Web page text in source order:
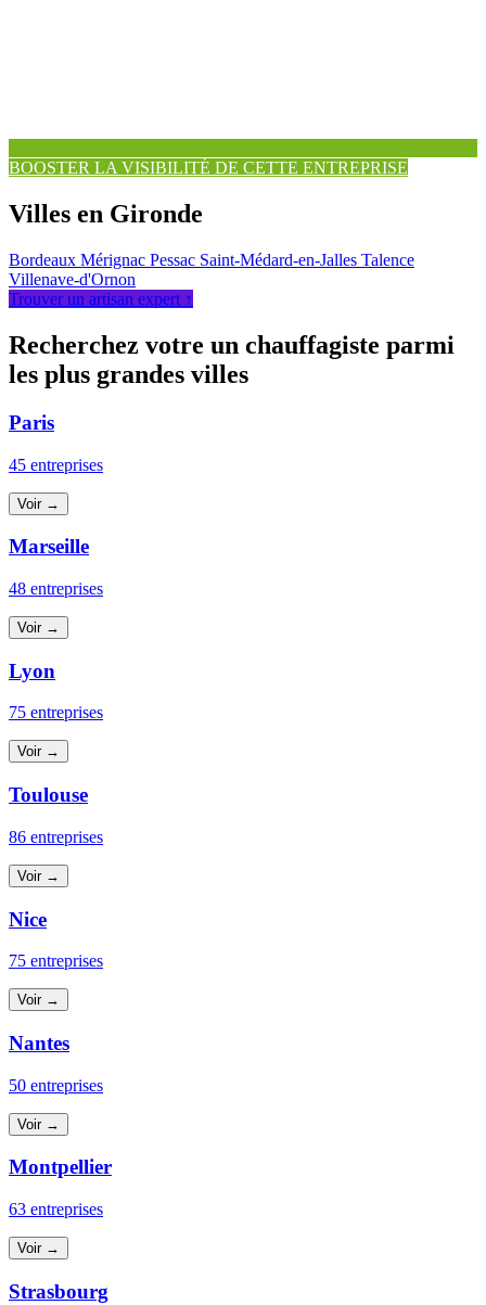
BOOSTER LA VISIBILITÉ DE CETTE ENTREPRISE
Villes en Gironde
Bordeaux Mérignac Pessac Saint-Médard-en-Jalles Talence
Villenave-d'Ornon
Trouver un artisan expert ↑
Recherchez votre un chauffagiste parmi
les plus grandes villes
Paris
45 entreprises
Voir →
Marseille
48 entreprises
Voir →
Lyon
75 entreprises
Voir →
Toulouse
86 entreprises
Voir →
Nice
75 entreprises
Voir →
Nantes
50 entreprises
Voir →
Montpellier
63 entreprises
Voir →
Strasbourg